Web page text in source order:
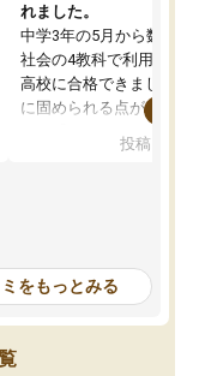
れました。
中学3年の5月から数学・
社会の4教科で利用し、
高校に合格できました。
に固められる点が魅力で
項目のおかげで、手軽
元数が可視化されるので
しながら意欲的に取り組
常に効果を実感している
投稿日：
をもっとみる